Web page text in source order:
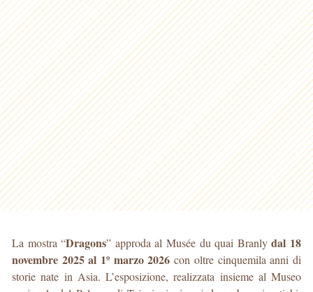
La mostra “Dragons” approda al Musée du quai Branlydal 18
novembre 2025 al 1º marzo 2026 con oltre cinquemila anni di
storie nate in Asia. L’esposizione, realizzata insieme al Museo